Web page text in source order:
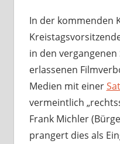
In der kommenden
in den
erlassenen
Medien mit einer
vermeintlich
Frank Michler
prangert dies als